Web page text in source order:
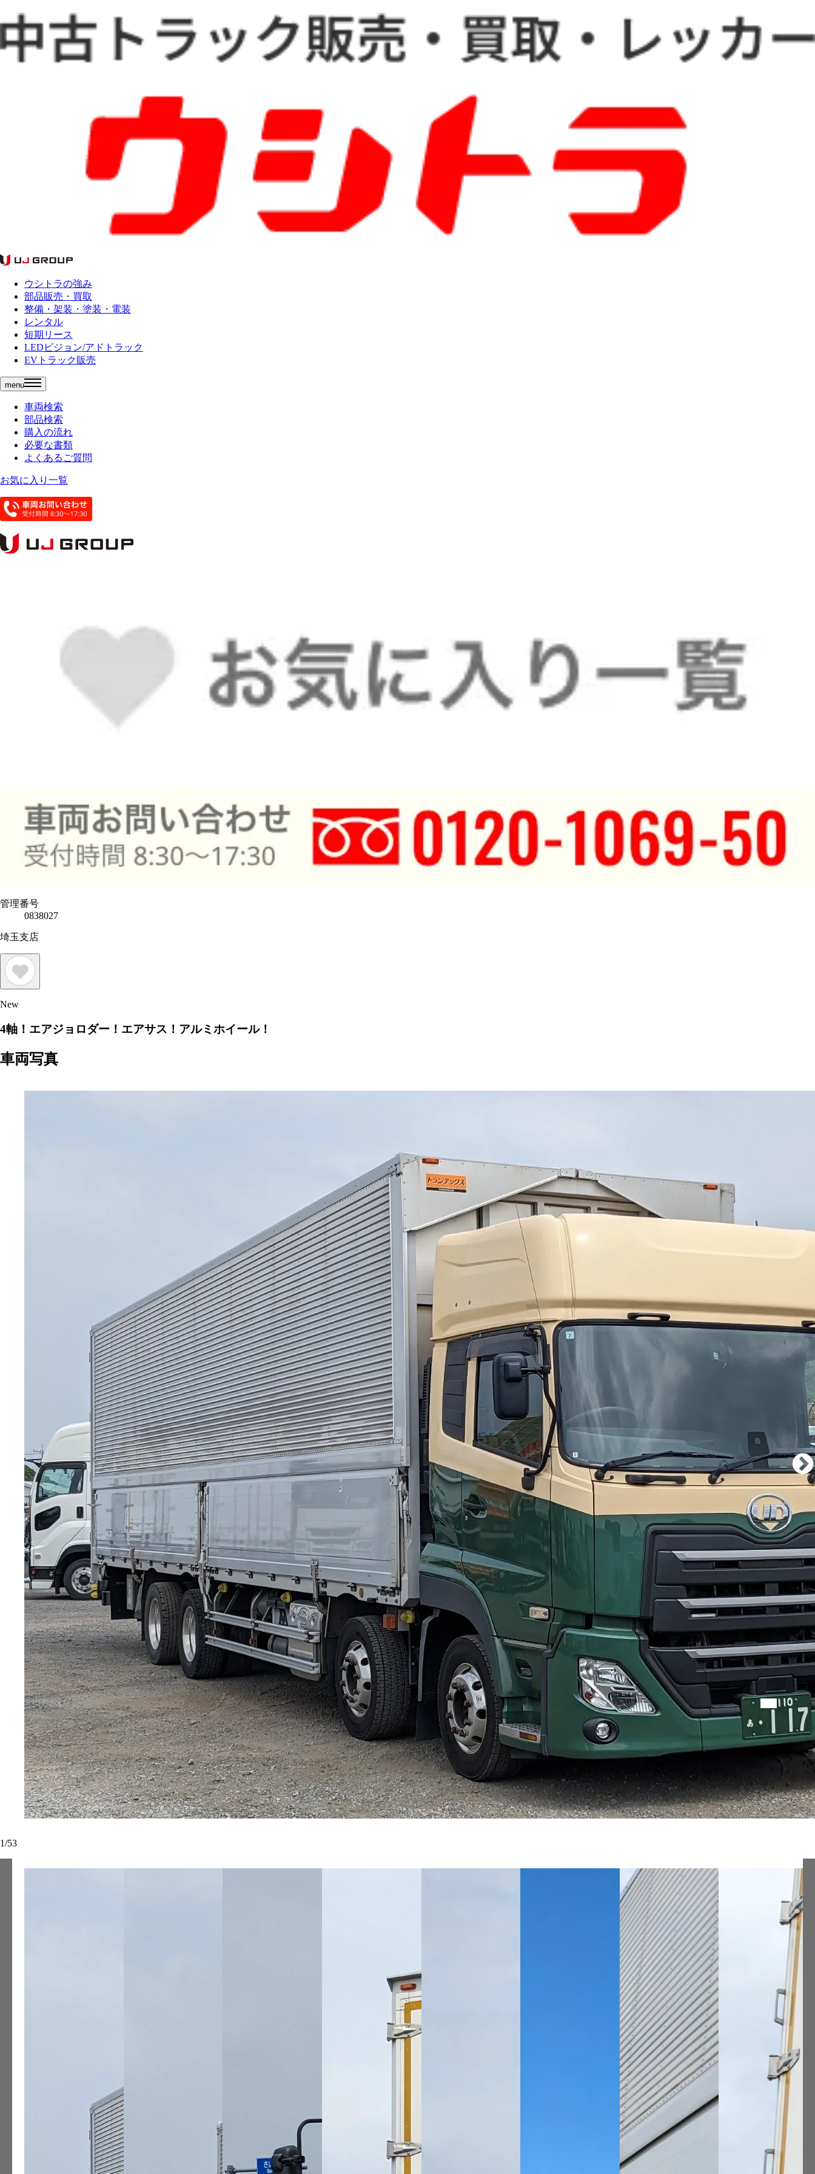
ウシトラの強み
部品販売・買取
整備・架装・塗装・電装
レンタル
短期リース
LEDビジョン/アドトラック
EVトラック販売
menu
車両検索
部品検索
購入の流れ
必要な書類
よくあるご質問
お気に入り一覧
管理番号
0838027
埼玉支店
New
4軸！エアジョロダー！エアサス！アルミホイール！
車両写真
1/53